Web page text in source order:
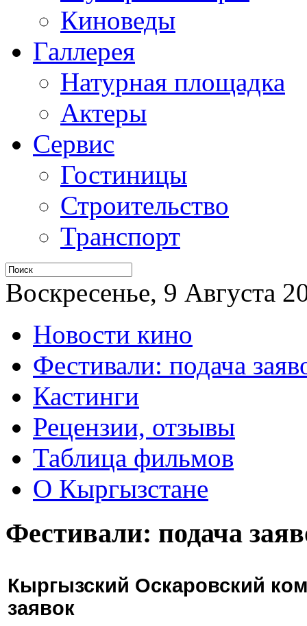
Киноведы
Галлерея
Натурная площадка
Актеры
Сервис
Гостиницы
Строительство
Транспорт
Воскресенье, 9 Августа
Новости кино
Фестивали: подача
Кастинги
Рецензии, отзывы
Таблица фильмов
О Кыргызстане
Фестивали: подача
Кыргызский Оскаровский
заявок